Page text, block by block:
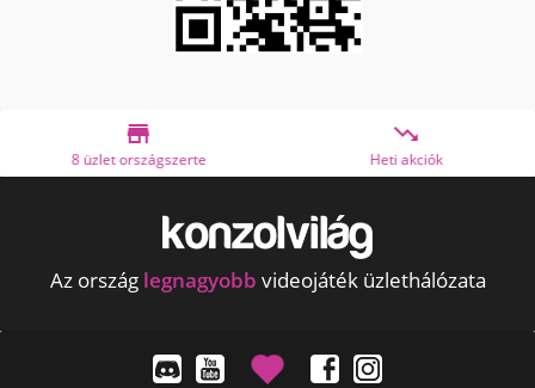

8 üzlet országszerte

Heti akciók
Az ország legnagyobb videojáték üzlethálózata